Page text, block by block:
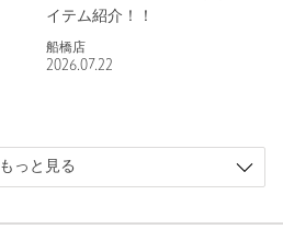
イテム紹介！！
船橋店
2026.07.22
もっと見る